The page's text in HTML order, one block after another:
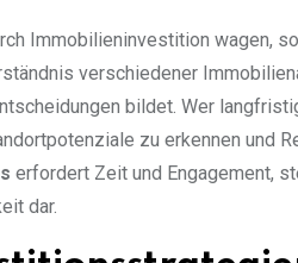
Immobilieninvestition wagen,
verschiedener
bildet. Wer
zu erkennen und
erfordert Zeit und Engagement,
dar.